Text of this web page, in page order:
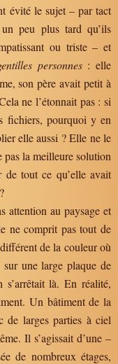
évité le sujet – par tact
peu plus tard qu’ils
ou triste – et
personnes: elle
son père avait petit à
ne l’étonnait pas : si
fichiers, pourquoi y en
elle aussi ? Elle ne le
pas la meilleure solution
de tout ce qu’elle avait
attention au paysage et
ne comprit pas tout de
de la couleur où
une large plaque de
là. En réalité,
Un bâtiment de la
de larges parties à ciel
Il s’agissait d’une –
de nombreux étages,